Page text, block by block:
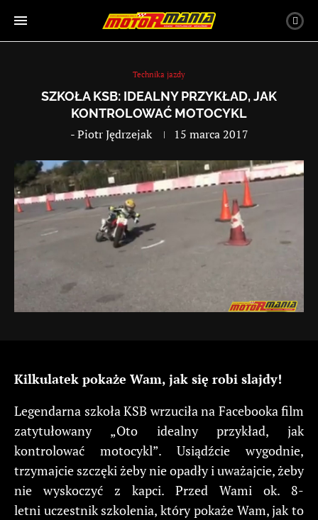
Technika jazdy
SZKOŁA KSB: IDEALNY PRZYKŁAD, JAK
KONTROLOWAĆ MOTOCYKL
-Piotr Jędrzejak 15 marca 2017
Kilkulatek pokaże Wam, jak się robi slajdy!
Legendarna szkoła KSB wrzuciła na Facebooka film
zatytułowany „Oto idealny przykład, jak
kontrolować motocykl”. Usiądźcie wygodnie,
trzymajcie szczęki żeby nie opadły i uważajcie, żeby
nie wyskoczyć z kapci. Przed Wami ok. 8-
letni uczestnik szkolenia, który pokaże Wam, jak to